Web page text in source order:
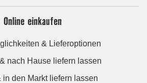
Online einkaufen
& Lieferoptionen
nach Hause liefern lassen
in den Markt liefern lassen